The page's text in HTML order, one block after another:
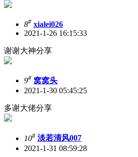
8# xialei026
2021-1-26 16:15:33
谢谢大神分享
9# 窝窝头
2021-1-30 05:45:25
多谢大佬分享
10# 淡若清风007
2021-1-31 08:59:28